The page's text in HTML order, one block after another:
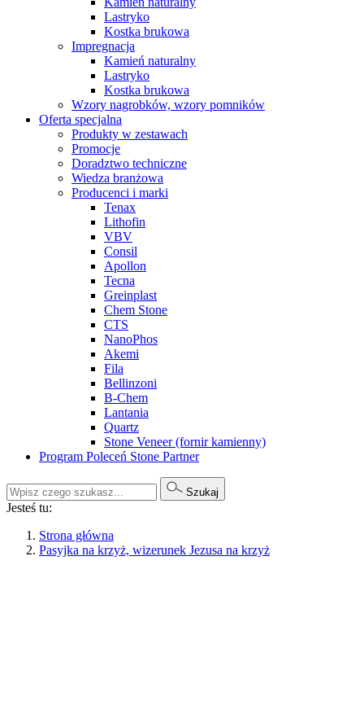
Lastryko
Kostka brukowa
Impregnacja
Kamień naturalny
Lastryko
Kostka brukowa
Wzory nagrobków, wzory pomników
Oferta specjalna
Produkty w zestawach
Promocje
Doradztwo techniczne
Wiedza branżowa
Producenci i marki
Tenax
Lithofin
VBV
Consil
Apollon
Tecna
Greinplast
Chem Stone
CTS
NanoPhos
Akemi
Fila
Bellinzoni
B-Chem
Lantania
Quartz
Stone Veneer (fornir kamienny)
Program Poleceń Stone Partner
Szukaj
Jesteś tu:
Strona główna
Pasyjka na krzyż, wizerunek Jezusa na krzyż